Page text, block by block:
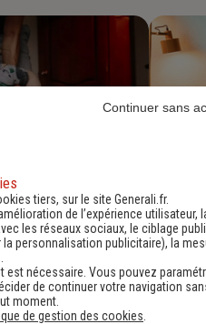
tiers, sur le site Generali.fr.
de l’expérience utilisateur,
les réseaux sociaux, le ciblage
la personnalisation publicitaire), la
est nécessaire. Vous pouvez
de continuer votre navigation
moment.
de gestion des cookies
Continuer sans